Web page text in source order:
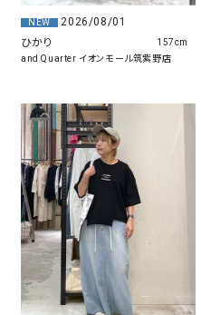
NEW
2026/08/01
ひかり
and Quarter イオンモール筑紫野店
157cm